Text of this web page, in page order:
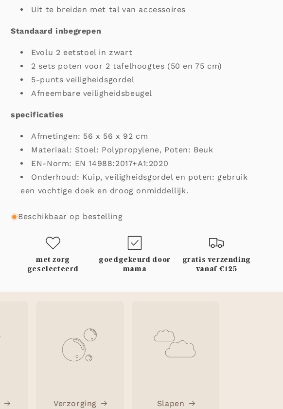
Uit te breiden met tal van accessoires
Standaard inbegrepen
Evolu 2 eetstoel in zwart
2 sets poten voor 2 tafelhoogtes (50 en 75 cm)
5-punts veiligheidsgordel
Afneembare veiligheidsbeugel
specificaties
Afmetingen: 56 x 56 x 92 cm
Materiaal: Stoel: Polypropylene, Poten: Beuk
EN-Norm: EN 14988:2017+A1:2020
Onderhoud: Kuip, veiligheidsgordel en poten: gebruik
een vochtige doek en droog onmiddellijk.
Beschikbaar op bestelling
met zorg
geselecteerd
goedgekeurd door
mama
gratis verzending
vanaf €125
Verzorging Slapen